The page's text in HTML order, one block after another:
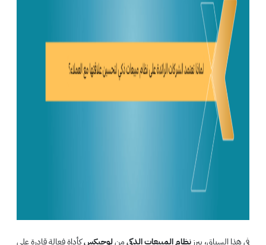
في هذا السياق، يبرزنظام المبيعات الذكيمنلوجيكسكأداة فعالة قادرة على